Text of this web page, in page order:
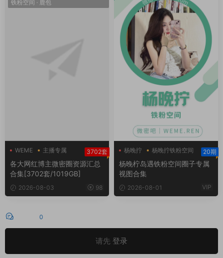
铁粉空间 · 鹿包
WEME
主播专属
主播定制
3702套
各大网红博主微密圈资源汇总
合集[3702套/1019GB]
2026-08-03 98
杨晚拧
杨晚拧铁粉空间
杨晚柠岛遇
20期
杨晚柠岛遇铁粉空间圈子专属
视图合集
2026-08-01 VIP
0
请先 登录